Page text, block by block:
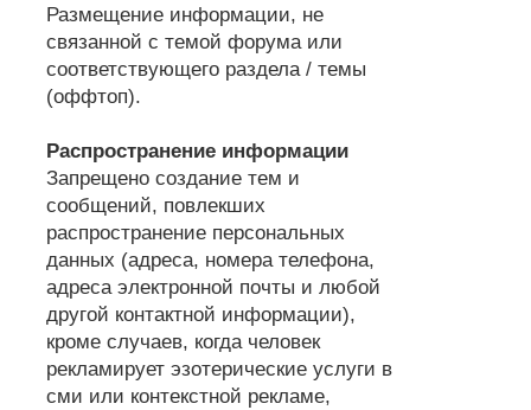
Размещение информации, не
связанной с темой форума или
соответствующего раздела / темы
(оффтоп).
Распространение информации
Запрещено создание тем и
сообщений, повлекших
распространение персональных
данных (адреса, номера телефона,
адреса электронной почты и любой
другой контактной информации),
кроме случаев, когда человек
рекламирует эзотерические услуги в
сми или контекстной рекламе,